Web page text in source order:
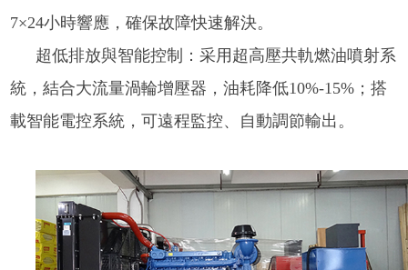
7×24小時響應，確保故障快速解決。
超低排放與智能控制：采用超高壓共軌燃油噴射系
統，結合大流量渦輪增壓器，油耗降低10%-15%；搭
載智能電控系統，可遠程監控、自動調節輸出。